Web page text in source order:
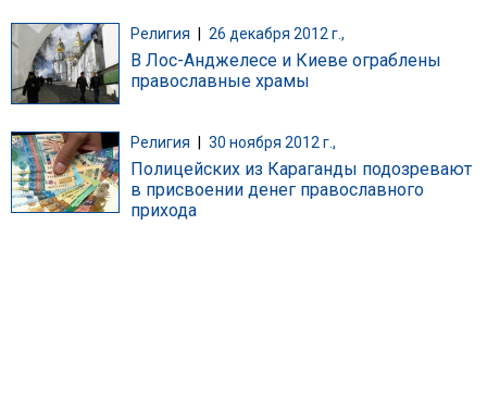
Религия 26 декабря 2012 г.,
В Лос-Анджелесе и Киеве ограблены
православные храмы
Религия 30 ноября 2012 г.,
Полицейских из Караганды подозревают
в присвоении денег православного
прихода